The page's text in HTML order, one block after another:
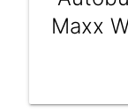
Maxx